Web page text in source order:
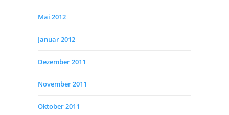
Mai 2012
Januar 2012
Dezember 2011
November 2011
Oktober 2011